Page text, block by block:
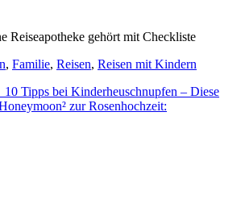
Reiseapotheke gehört mit Checkliste
, Familie, Reisen, Reisen mit Kindern
Tipps bei Kinderheuschnupfen – Diese
zur Rosenhochzeit: